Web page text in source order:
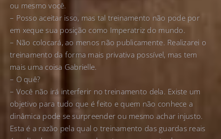
ou mesmo você.
– Posso aceitar isso, mas tal treinamento não pode por
em xeque sua posição como Imperatriz do mundo.
– Não colocará, ao menos não publicamente. Realizarei o
treinamento da forma mais privativa possível, mas tem
mais uma coisa Gabrielle.
– O quê?
– Você não irá interferir no treinamento dela. Existe um
objetivo para tudo que é feito e quem não conhece a
dinâmica pode se surpreender ou mesmo achar injusto.
Esta é a razão pela qual o treinamento das guardas reais